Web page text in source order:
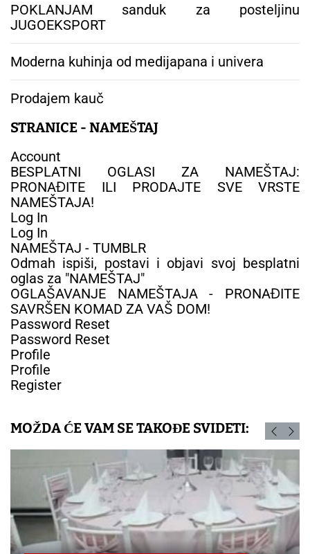
POKLANJAM sanduk za posteljinu
JUGOEKSPORT
Moderna kuhinja od medijapana i univera
Prodajem kauč
STRANICE - NAMEŠTAJ
Account
BESPLATNI OGLASI ZA NAMEŠTAJ:
PRONAĐITE ILI PRODAJTE SVE VRSTE
NAMEŠTAJA!
Log In
Log In
NAMEŠTAJ - TUMBLR
Odmah ispiši, postavi i objavi svoj besplatni
oglas za "NAMEŠTAJ"
OGLAŠAVANJE NAMEŠTAJA - PRONAĐITE
SAVRŠEN KOMAD ZA VAŠ DOM!
Password Reset
Password Reset
Profile
Profile
Register
MOŽDA ĆE VAM SE TAKOĐE SVIDETI: